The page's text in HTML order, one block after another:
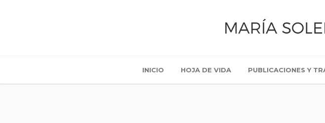
INICIO HOJA DE VIDA PUBLICACIONES Y